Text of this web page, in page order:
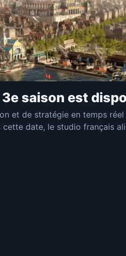
saison est
et de stratégie en temps réel
date, le studio français